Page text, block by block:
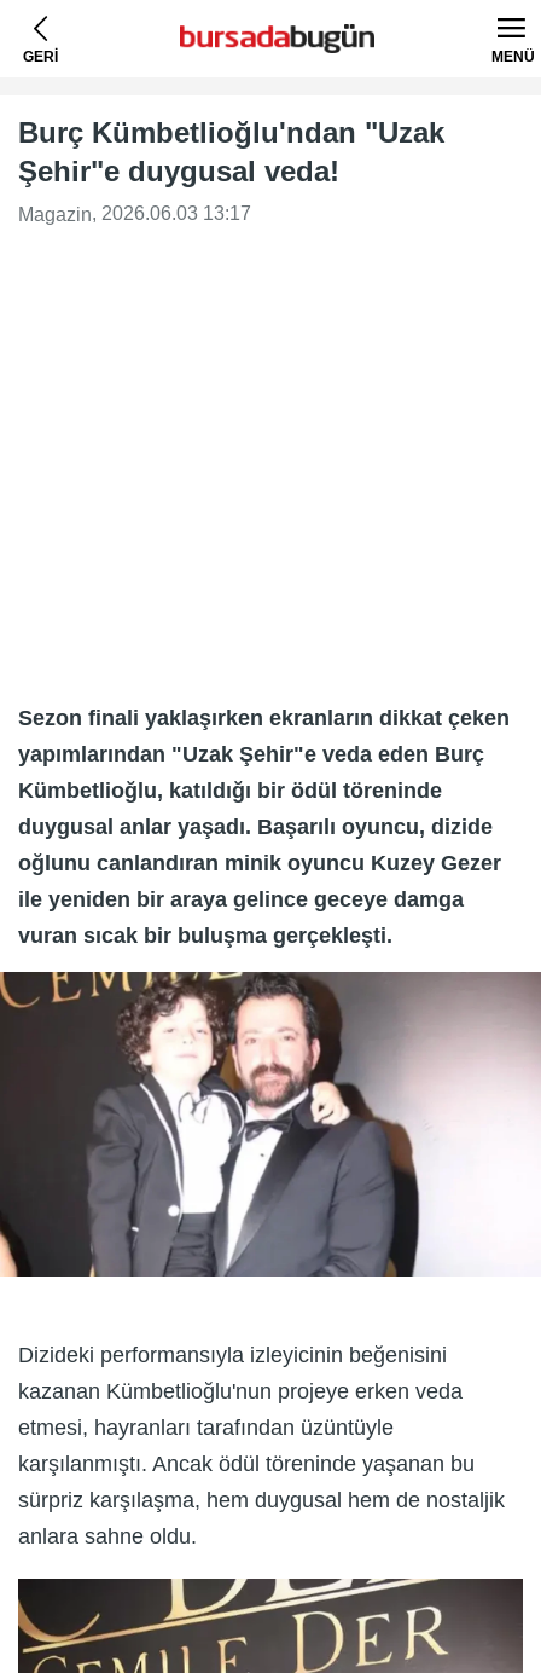
GERİ MENÜ
Burç Kümbetlioğlu'ndan "Uzak
Şehir"e duygusal veda!
Magazin, 2026.06.03 13:17
Sezon finali yaklaşırken ekranların dikkat çeken
yapımlarından "Uzak Şehir"e veda eden Burç
Kümbetlioğlu, katıldığı bir ödül töreninde
duygusal anlar yaşadı. Başarılı oyuncu, dizide
oğlunu canlandıran minik oyuncu Kuzey Gezer
ile yeniden bir araya gelince geceye damga
vuran sıcak bir buluşma gerçekleşti.
Dizideki performansıyla izleyicinin beğenisini
kazanan Kümbetlioğlu'nun projeye erken veda
etmesi, hayranları tarafından üzüntüyle
karşılanmıştı. Ancak ödül töreninde yaşanan bu
sürpriz karşılaşma, hem duygusal hem de nostaljik
anlara sahne oldu.